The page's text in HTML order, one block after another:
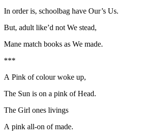
In orderis, schoolbag have Our’s Us.
But, adult like’d not We stead,
Mane match books as We made.
***
A Pink of colour woke up,
The Sun is on a pink of Head.
The Girl ones livings
A pink all-on of made.